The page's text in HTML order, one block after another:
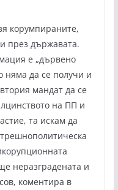
корумпираните,
през държавата.
е „дървено
няма да се получи и
мандат да се
на ПП и
та искам да
неразградената и
коментира в